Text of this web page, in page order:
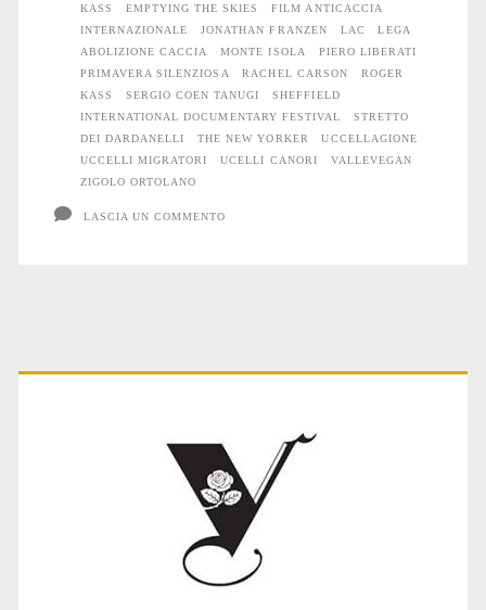
KASS
EMPTYING THE SKIES
FILM ANTICACCIA
INTERNAZIONALE
JONATHAN FRANZEN LAC
LEGA
ABOLIZIONE CACCIA
MONTE ISOLA
PIERO LIBERATI
PRIMAVERA SILENZIOSA
RACHEL CARSON
ROGER
KASS
SERGIO COEN TANUGI
SHEFFIELD
INTERNATIONAL DOCUMENTARY FESTIVAL
STRETTO
DEI DARDANELLI
THE NEW YORKER
UCCELLAGIONE
UCCELLI MIGRATORI
UCELLI CANORI
VALLEVEGAN
ZIGOLO ORTOLANO
LASCIA UN COMMENTO
Primary